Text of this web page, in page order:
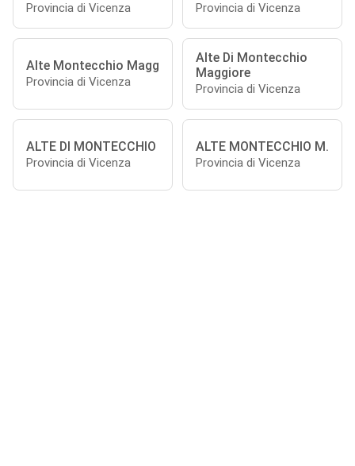
Provincia di Vicenza Provincia di Vicenza
Alte Montecchio Magg
Provincia di Vicenza
Alte Di Montecchio
Maggiore
Provincia di Vicenza
ALTE DI MONTECCHIO
Provincia di Vicenza
ALTE MONTECCHIO M.
Provincia di Vicenza